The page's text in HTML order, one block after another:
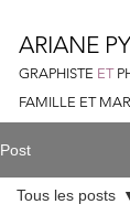
ARIANE PY
GRAPHISTE ET
FAMILLE ET
Post
Tous les posts